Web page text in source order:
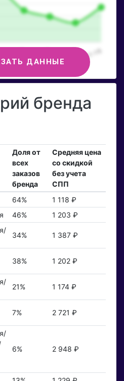
ДАННЫЕ
бренда
Доля от
всех
заказов
бренда
Средняя цена
со скидкой
без учета
СПП
64%
1 118 ₽
46%
1 203 ₽
34% 1 387 ₽
38% 1 202 ₽
21% 1 174 ₽
7% 2 721 ₽
6% 2 948 ₽